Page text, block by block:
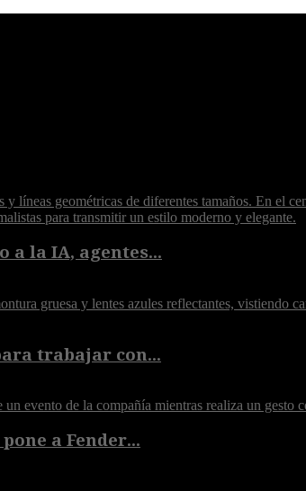
a la IA, agentes...
trabajar con...
a Fender...